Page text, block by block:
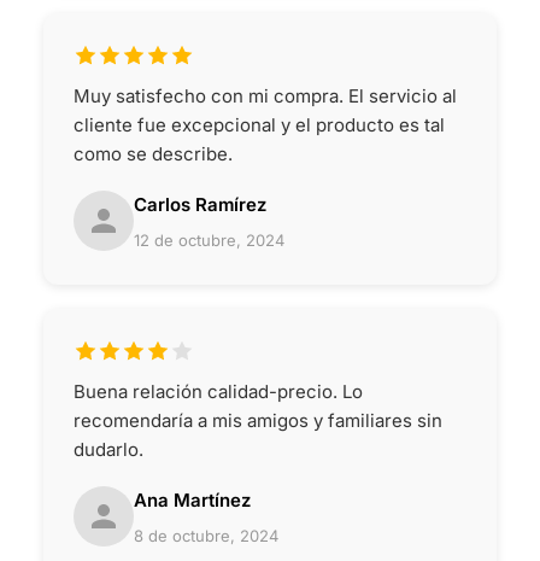
Muy satisfecho con mi compra. El servicio al
cliente fue excepcional y el producto es tal
como se describe.
Carlos Ramírez
12 de octubre, 2024
Buena relación calidad-precio. Lo
recomendaría a mis amigos y familiares sin
dudarlo.
Ana Martínez
8 de octubre, 2024